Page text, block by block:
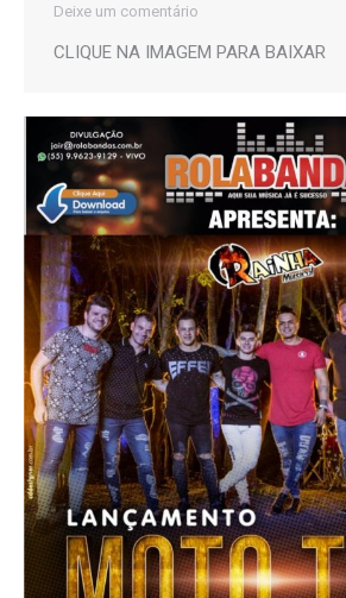
Deixe um comentário
CLIQUE NA IMAGEM PARA BAIXAR